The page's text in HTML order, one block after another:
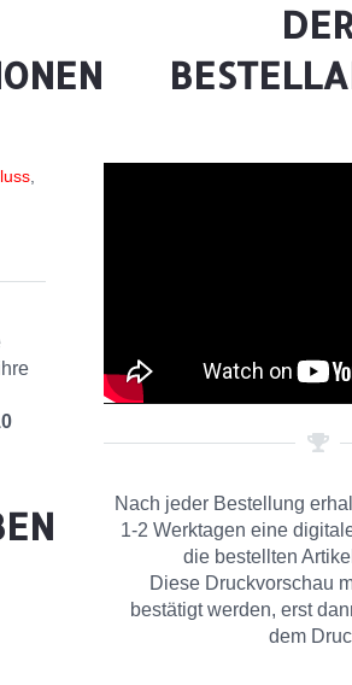
,
Nach jeder Bestellung
1-2 Werktagen eine
die bestellten
Diese Druckvorschau
bestätigt werden, erst
dem